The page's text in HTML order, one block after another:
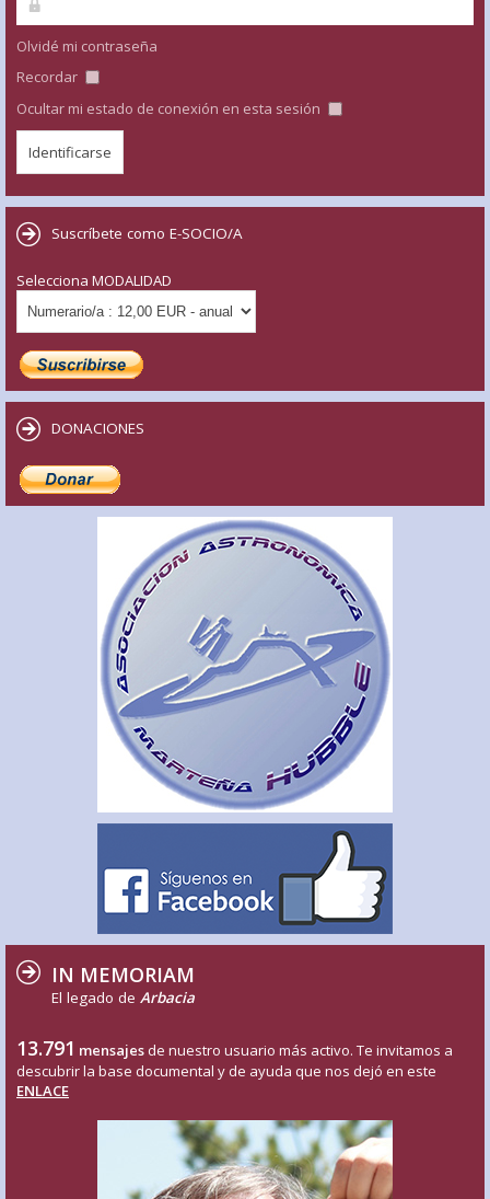
Olvidé mi contraseña
Recordar
Ocultar mi estado de conexión en esta sesión
Suscríbete como E-SOCIO/A
Selecciona MODALIDAD
DONACIONES
IN MEMORIAM
El legado de Arbacia
13.791 mensajes de nuestro usuario más activo. Te invitamos a
descubrir la base documental y de ayuda que nos dejó en este
ENLACE